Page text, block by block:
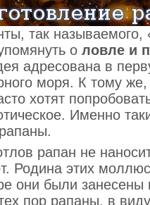
так называемого,
о ловле и
адресована в
моря. К тому
хотят
Именно
рапан не
Родина этих
они были занесены
пор рапаны, в виду